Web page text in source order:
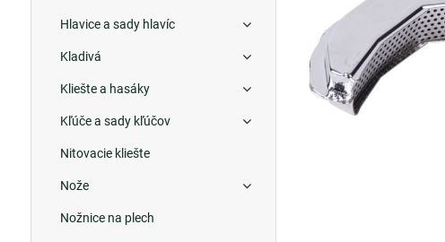
Hlavice a sady hlavíc
Kladivá
Kliešte a hasáky
Kľúče a sady kľúčov
Nitovacie kliešte
Nože
Nožnice na plech